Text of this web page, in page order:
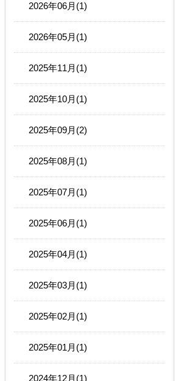
2026年06月(1)
2026年05月(1)
2025年11月(1)
2025年10月(1)
2025年09月(2)
2025年08月(1)
2025年07月(1)
2025年06月(1)
2025年04月(1)
2025年03月(1)
2025年02月(1)
2025年01月(1)
2024年12月(1)